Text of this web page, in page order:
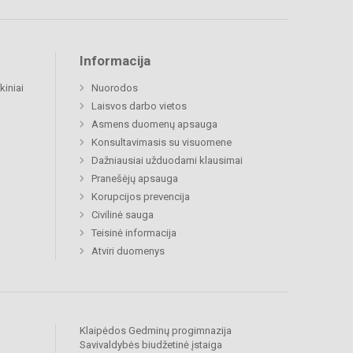
Informacija
Nuorodos
Laisvos darbo vietos
Asmens duomenų apsauga
Konsultavimasis su visuomene
Dažniausiai užduodami klausimai
Pranešėjų apsauga
Korupcijos prevencija
Civilinė sauga
Teisinė informacija
Atviri duomenys
Klaipėdos Gedminų progimnazija
Savivaldybės biudžetinė įstaiga